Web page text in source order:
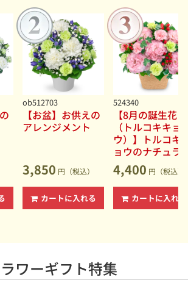
-ハナモア-◆もっと素直に、も
あなたらしい花贈り。
夏を代表する花をご予算から選べます◆
喜ばれるギフト
誕生日プレゼントやお中元・暑中見舞
持ちしやすい花
盆）】故人への想いを込めたお供えの花
あなただけの特別なフラワーギフトをデ
ob512703
【お盆】お供えの
アレンジメント
3,850 円（税込）
カートに入れる
524340
【8月の誕生花
（トルコキキョ
ウ）】トルコキ
ョウのナチュラ
なアレンジメン
4,400 円（税込）
カートに入れる
ワーギフト特集